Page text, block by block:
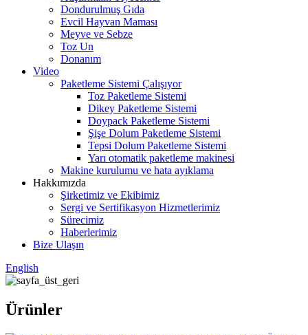
Dondurulmuş Gıda
Evcil Hayvan Maması
Meyve ve Sebze
Toz Un
Donanım
Video
Paketleme Sistemi Çalışıyor
Toz Paketleme Sistemi
Dikey Paketleme Sistemi
Doypack Paketleme Sistemi
Şişe Dolum Paketleme Sistemi
Tepsi Dolum Paketleme Sistemi
Yarı otomatik paketleme makinesi
Makine kurulumu ve hata ayıklama
Hakkımızda
Şirketimiz ve Ekibimiz
Sergi ve Sertifikasyon Hizmetlerimiz
Sürecimiz
Haberlerimiz
Bize Ulaşın
English
Ürünler